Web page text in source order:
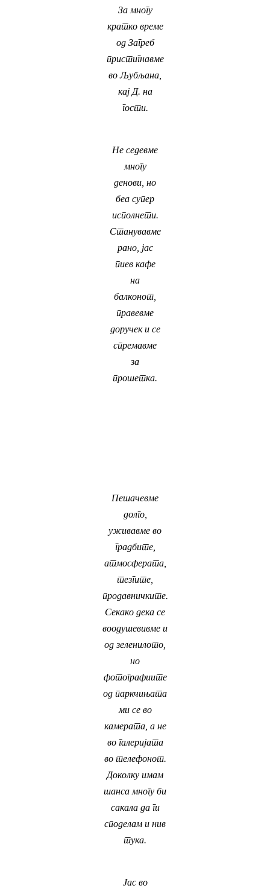
За многу
кратко време
од Загреб
пристигнавме
во Љубљана,
кај Д. на
гости.
Не седевме
многу
денови, но
беа супер
исполнети.
Станувавме
рано, јас
пиев кафе
на
балконот,
правевме
доручек и се
спремавме
за
прошетка.
Пешачевме
долго,
уживавме во
градбите,
атмосферата,
тезгите,
продавничките.
Секако дека се
воодушевивме и
од зеленилото,
но
фотографиите
од паркчињата
ми се во
камерата, а не
во галеријата
во телефонот.
Доколку имам
шанса многу би
сакала да ги
споделам и нив
тука.
Јас во